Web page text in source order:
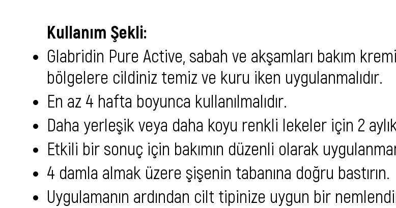
Kullanım Şekli:
Glabridin Pure Active, sabah ve akşamları bakım
bölgelere cildiniz temiz ve kuru iken uygulanmalıdır.
En az 4 hafta boyunca kullanılmalıdır.
Daha yerleşik veya daha koyu renkli lekeler için 2
Etkili bir sonuç için bakımın düzenli olarak
4 damla almak üzere şişenin tabanına doğru bastırın.
Uygulamanın ardından cilt tipinize uygun bir